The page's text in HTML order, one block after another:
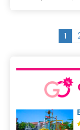
1(
c
r
r
e
t
)